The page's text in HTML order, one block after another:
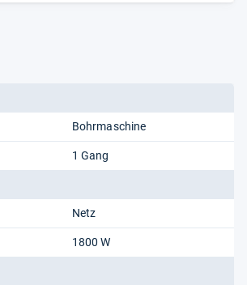
Bohrmaschine
1 Gang
Netz
1800 W